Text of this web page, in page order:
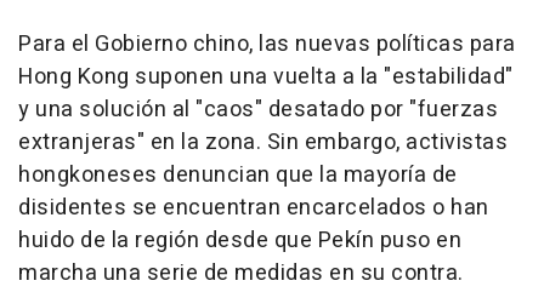
Para el Gobierno chino, las nuevas políticas para
Hong Kong suponen una vuelta a la "estabilidad"
y una solución al "caos" desatado por "fuerzas
extranjeras" en la zona. Sin embargo, activistas
hongkoneses denuncian que la mayoría de
disidentes se encuentran encarcelados o han
huido de la región desde que Pekín puso en
marcha una serie de medidas en su contra.